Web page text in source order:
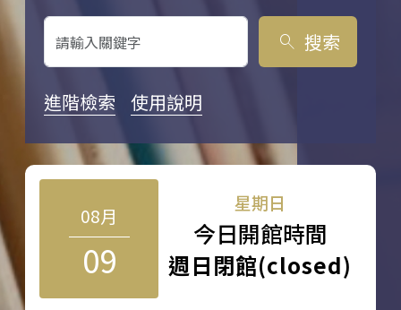
search 搜索
進階檢索 使用說明
08月
09
星期日
今日開館時間
週日閉館(closed)